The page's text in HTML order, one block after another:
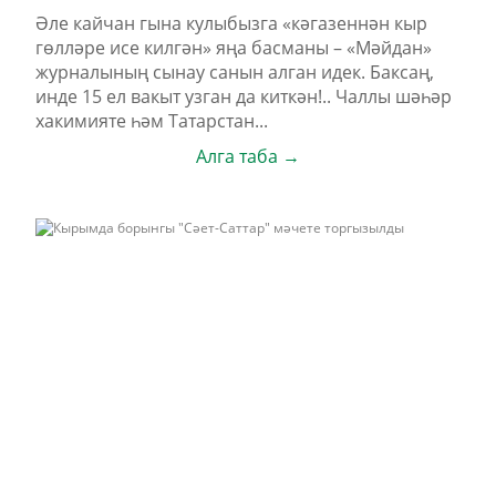
Әле кайчан гына кулыбызга «кәгазеннән кыр
гөлләре исе килгән» яңа басманы – «Мәйдан»
журналының сынау санын алган идек. Баксаң,
инде 15 ел вакыт узган да киткән!.. Чаллы шәһәр
хакимияте һәм Татарстан...
Алга таба →